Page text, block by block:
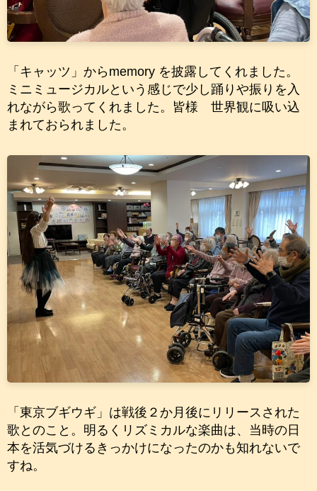
「キャッツ」からmemory を披露してくれました。
ミニミュージカルという感じで少し踊りや振りを入
れながら歌ってくれました。皆様 世界観に吸い込
まれておられました。
「東京ブギウギ」は戦後２か月後にリリースされた
歌とのこと。明るくリズミカルな楽曲は、当時の日
本を活気づけるきっかけになったのかも知れないで
すね。